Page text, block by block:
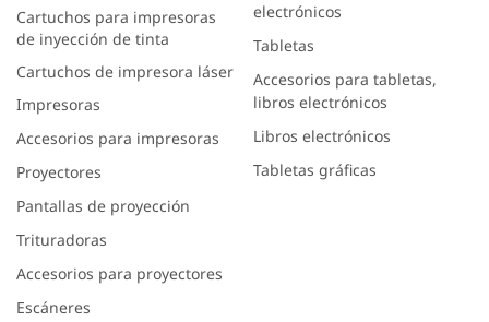
Cartuchos para impresoras
de inyección de tinta
Cartuchos de impresora láser
Impresoras
Accesorios para impresoras
Proyectores
Pantallas de proyección
Trituradoras
Accesorios para proyectores
Escáneres
electrónicos
Tabletas
Accesorios para tabletas,
libros electrónicos
Libros electrónicos
Tabletas gráficas